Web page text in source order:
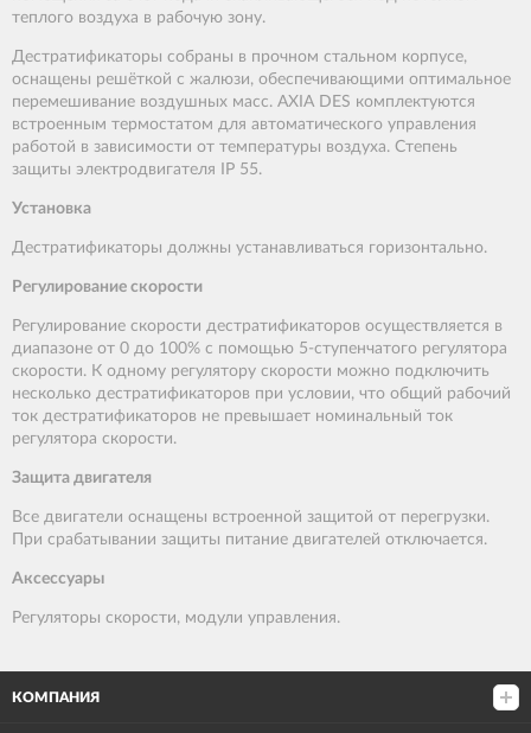
теплого воздуха в рабочую зону.
Дестратификаторы собраны в прочном стальном корпусе,
оснащены решёткой с жалюзи, обеспечивающими оптимальное
перемешивание воздушных масс. AXIA DES комплектуются
встроенным термостатом для автоматического управления
работой в зависимости от температуры воздуха. Степень
защиты электродвигателя IP 55.
Установка
Дестратификаторы должны устанавливаться горизонтально.
Регулирование скорости
Регулирование скорости дестратификаторов осуществляется в
диапазоне от 0 до 100% с помощью 5-ступенчатого регулятора
скорости. К одному регулятору скорости можно подключить
несколько дестратификаторов при условии, что общий рабочий
ток дестратификаторов не превышает номинальный ток
регулятора скорости.
Защита двигателя
Все двигатели оснащены встроенной защитой от перегрузки.
При срабатывании защиты питание двигателей отключается.
Аксессуары
Регуляторы скорости, модули управления.
КОМПАНИЯ